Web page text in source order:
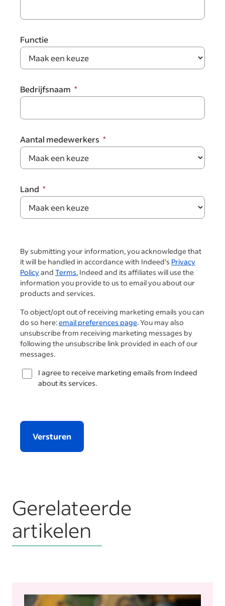
Functie
Bedrijfsnaam
Aantal medewerkers
Land
By submitting your information, you acknowledge that
it will be handled in accordance with Indeed's Privacy
Policyand Terms. Indeed and its affiliates will use the
information you provide to us to email you about our
products and services.
To object/opt out of receiving marketing emails you can
do so here:email preferences page. You may also
unsubscribe from receiving marketing messages by
following the unsubscribe link provided in each of our
messages.
I agree to receive marketing emails from Indeed
about its services.
Versturen
Gerelateerde
artikelen